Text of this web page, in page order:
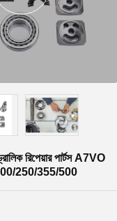
রিপেয়ার পার্টস A7VO
250/355/500